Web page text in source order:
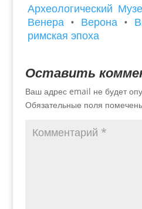
Археологический
Венера • Верона •
римская эпоха
Оставить
Ваш адрес email не будет
Обязательные поля